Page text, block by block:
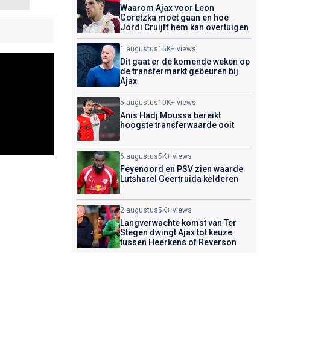
Waarom Ajax voor Leon
Goretzka moet gaan en hoe
Jordi Cruijff hem kan overtuigen
1 augustus15K+ views
Dit gaat er de komende weken op
de transfermarkt gebeuren bij
Ajax
5 augustus10K+ views
Anis Hadj Moussa bereikt
hoogste transferwaarde ooit
6 augustus5K+ views
Feyenoord en PSV zien waarde
Lutsharel Geertruida kelderen
2 augustus5K+ views
Langverwachte komst van Ter
Stegen dwingt Ajax tot keuze
tussen Heerkens of Reverson